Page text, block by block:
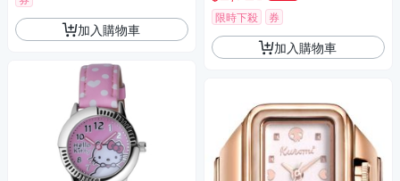
加入購物車
限時下殺 券
加入購物車